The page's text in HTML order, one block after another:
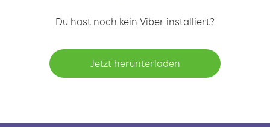
Du hast noch kein Viber installiert?
Jetzt herunterladen